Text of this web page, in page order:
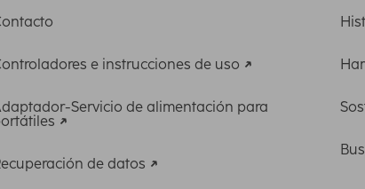
e instrucciones de uso
Servicio de alimentación para
de datos